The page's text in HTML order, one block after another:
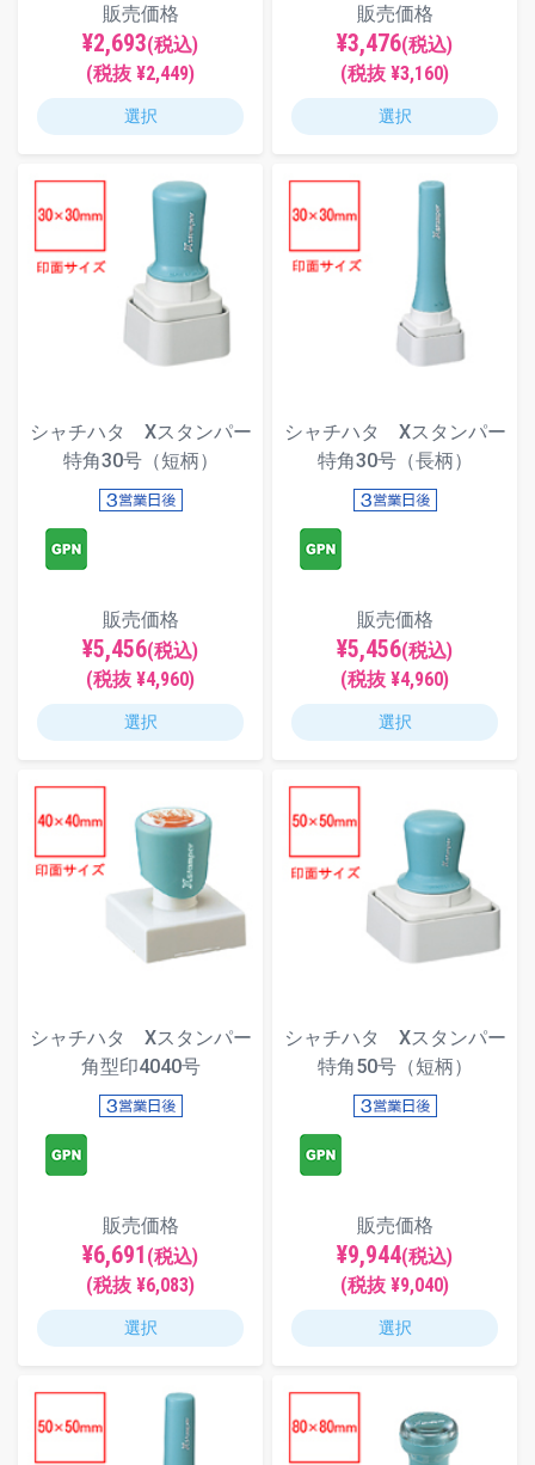
販売価格
¥2,693(税込)
(税抜 ¥2,449)
選択
販売価格
¥3,476(税込)
(税抜 ¥3,160)
選択
シャチハタ Xスタンパー
特角30号（短柄）
販売価格
¥5,456(税込)
(税抜 ¥4,960)
選択
シャチハタ Xスタンパー
特角30号（長柄）
販売価格
¥5,456(税込)
(税抜 ¥4,960)
選択
シャチハタ Xスタンパー
角型印4040号
販売価格
¥6,691 (税込)
(税抜 ¥6,083)
選択
シャチハタ Xスタンパー
特角50号（短柄）
販売価格
¥9,944(税込)
(税抜 ¥9,040)
選択